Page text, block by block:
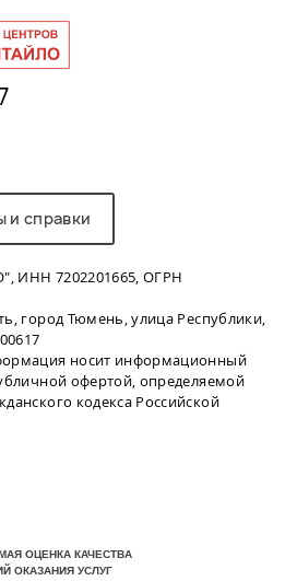
справки
ИНН 7202201665, ОГРН
город Тюмень, улица Республики,
носит информационный
офертой, определяемой
кодекса Российской